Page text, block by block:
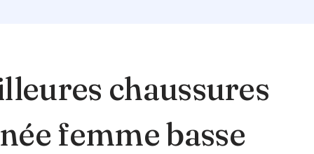
chaussures
femme basse